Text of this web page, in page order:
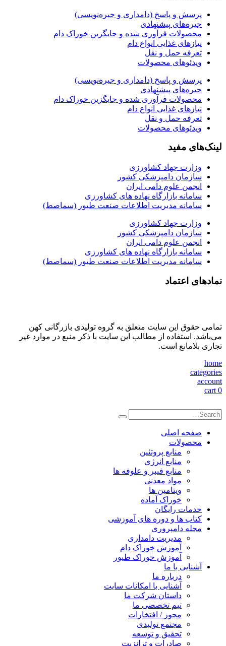
پرسش و پاسخ (دامداری و جیره‌نویسی)
جیره‌های پیشنهادی
محصولات فرآوری شده و جایگزین خوراک دام
نیازهای غذایی انواع دام
تعرفه حمل و نقل
ویدئو‌های محصولات
پرسش و پاسخ (دامداری و جیره‌نویسی)
جیره‌های پیشنهادی
محصولات فرآوری شده و جایگزین خوراک دام
نیازهای غذایی انواع دام
تعرفه حمل و نقل
ویدئو‌های محصولات
لینک‌های مفید
وزارت جهاد کشاورزی
سازمان دامپزشکی کشور
انجمن علوم دامی ایران
سامانه بازارگاه نهاده های کشاورزی
سامانه مدیریت اطلاعات صنعت طیور (سماصط)
وزارت جهاد کشاورزی
سازمان دامپزشکی کشور
انجمن علوم دامی ایران
سامانه بازارگاه نهاده های کشاورزی
سامانه مدیریت اطلاعات صنعت طیور (سماصط)
نمادهای اعتماد
تمامی حقوق این سایت متعلق به گروه تولیدی بازرگانی کهن
می‌باشد. استفاده از مطالب این سایت با ذکر منبع در موارد غیر
تجاری بلامانع است.
home
categories
account
0
cart
صفحه اصلی
محصولات
منابع پروتئین
منابع انرژی
منابع فیبر و علوفه‌ ها
مواد معدنی
ویتامین ها
خوراک آماده
خدمات رایگان
کتاب‌ ها و دوره های آموزشی
مجله دامپروری
مدیریت دامداری
آموزش خوراک دام
آموزش خوراک طیور
آشنایی با ما
درباره ما
آشنایی با امکانات سایت
داستان شرکت ما
تیم تخصصی ما
مجوز / افتخارات
مجتمع تولیدی
تحقیق و توسعه
صادرات و ترانزیت